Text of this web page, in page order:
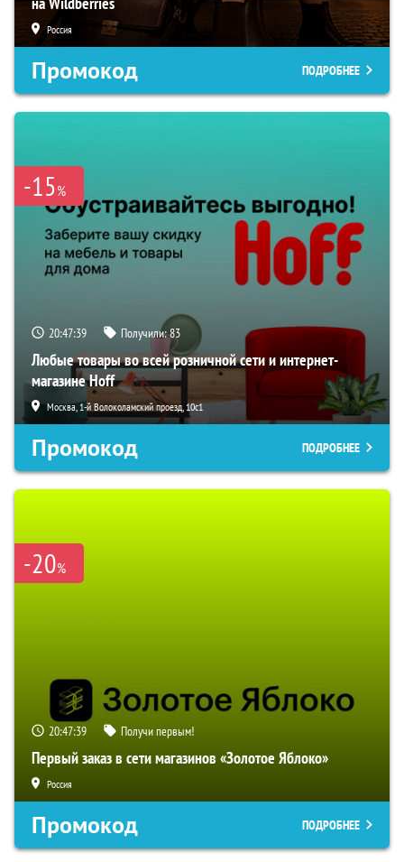
Россия
Промокод ПОДРОБНЕЕ
-15%
20:47:38 Получили:83
Любые товары во всей розничной сети и интернет-
магазине Hoff
Москва, 1-й Волоколамский проезд, 10с1
Промокод ПОДРОБНЕЕ
-20%
20:47:38 Получи первым!
Первый заказ в сети магазинов «Золотое Яблоко»
Россия
Промокод ПОДРОБНЕЕ